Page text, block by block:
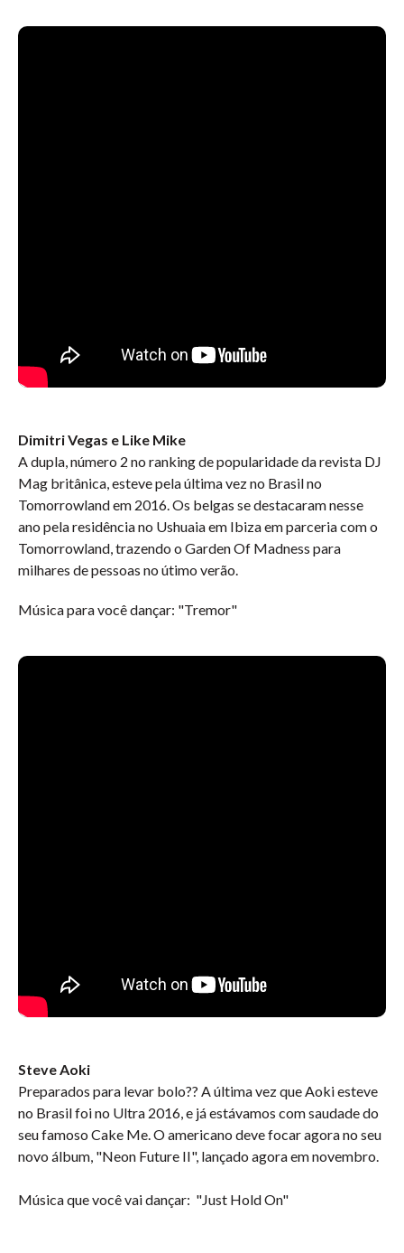
Dimitri Vegas e Like Mike
A dupla, número 2 no ranking de popularidade da revista DJ
Mag britânica, esteve pela última vez no Brasil no
Tomorrowland em 2016. Os belgas se destacaram nesse
ano pela residência no Ushuaia em Ibiza em parceria com o
Tomorrowland, trazendo o Garden Of Madness para
milhares de pessoas no útimo verão.
Música para você dançar: "Tremor"
Steve Aoki
Preparados para levar bolo?? A última vez que Aoki esteve
no Brasil foi no Ultra 2016, e já estávamos com saudade do
seu famoso Cake Me. O americano deve focar agora no seu
novo álbum, "Neon Future II", lançado agora em novembro.
Música que você vai dançar: "Just Hold On"